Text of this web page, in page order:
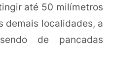
até 50 milímetros
demais localidades, a
de pancadas